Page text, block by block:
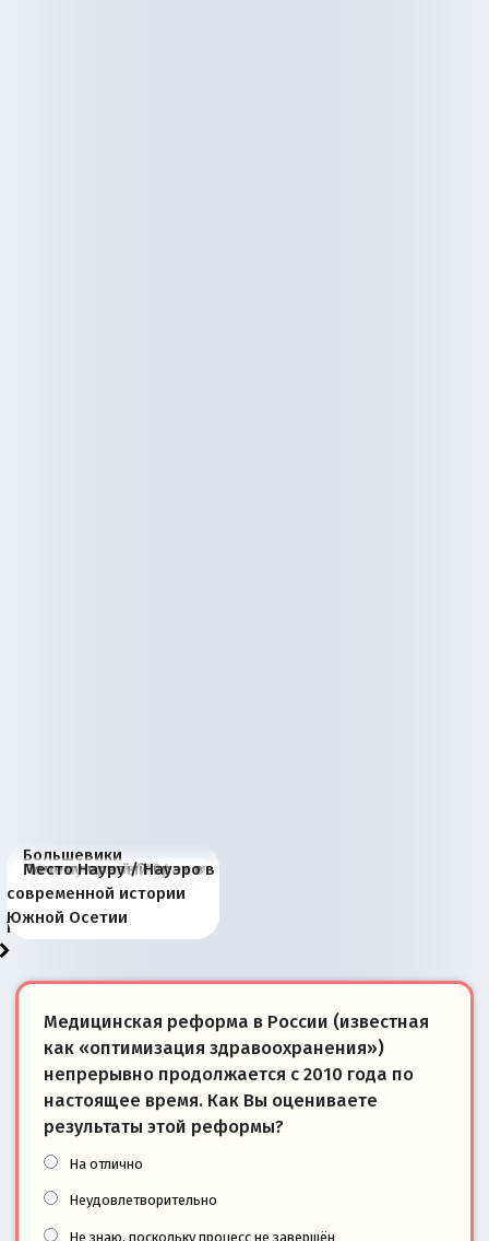
Большевики
отличаются от «Яблока»
тем, что они -
победители
Киевская марионетка
Запада рассказала о
«переобувании» хозяев
В России назрели
перемены: 15 шагов к
суверенной экономике
Миграционный пожар
Европы
Россия начинает
сбрасывать балласт
Анкориджа
Россия зимой 1904
года: первые уступки во
внутренней политике
Русская нация вчера и
сегодня
Почему правый крах в
Варшаве не поможет её
отношениям с Россией?
Место Науру / Науэро в
современной истории
Южной Осетии
Медицинская реформа в России (известная
как «оптимизация здравоохранения»)
непрерывно продолжается с 2010 года по
настоящее время. Как Вы оцениваете
результаты этой реформы?
На отлично
Неудовлетворительно
Не знаю, поскольку процесс не завершён